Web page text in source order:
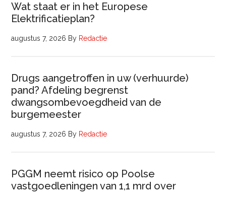
Wat staat er in het Europese
Elektrificatieplan?
augustus 7, 2026 By Redactie
Drugs aangetroffen in uw (verhuurde)
pand? Afdeling begrenst
dwangsombevoegdheid van de
burgemeester
augustus 7, 2026 By Redactie
PGGM neemt risico op Poolse
vastgoedleningen van 1,1 mrd over